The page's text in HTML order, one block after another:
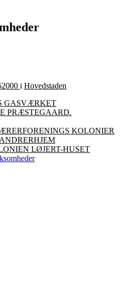
i Hovedstaden
GASVÆRKET
PRÆSTEGAARD.
KOLONIER
LØJERT-HUSET